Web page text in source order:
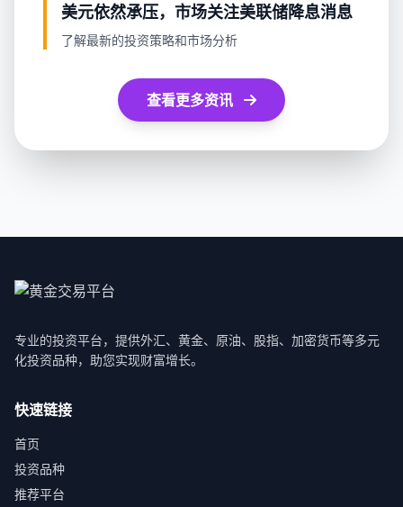
美元依然承压，市场关注美联储降息消息
了解最新的投资策略和市场分析
查看更多资讯
专业的投资平台，提供外汇、黄金、原油、股指、加密货币等多元
化投资品种，助您实现财富增长。
快速链接
首页
投资品种
推荐平台